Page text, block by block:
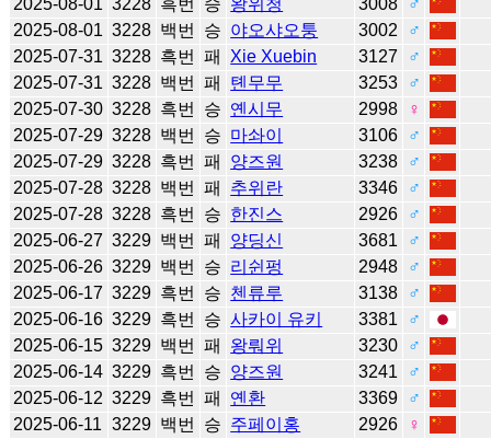
2025-08-01 3228 백번 승 야오샤오퉁 3002
♂
2025-07-31 3228 흑번 패 Xie Xuebin 3127
♂
2025-07-31 3228 백번 패 톈무무 3253
♂
2025-07-30 3228 흑번 승 옌시무 2998
♀
2025-07-29 3228 백번 승 마솨이 3106
♂
2025-07-29 3228 흑번 패 양즈원 3238
♂
2025-07-28 3228 백번 패 추위란 3346
♂
2025-07-28 3228 흑번 승 한진스 2926
♂
2025-06-27 3229 백번 패 양딩신 3681
♂
2025-06-26 3229 백번 승 리쉰펑 2948
♂
2025-06-17 3229 흑번 승 첸류루 3138
♂
2025-06-16 3229 흑번 승 사카이 유키 3381
♂
2025-06-15 3229 백번 패 왕뤄위 3230
♂
2025-06-14 3229 흑번 승 양즈원 3241
♂
2025-06-12 3229 흑번 패 옌환 3369
♂
2025-06-11 3229 백번 승 주페이홍 2926
♀